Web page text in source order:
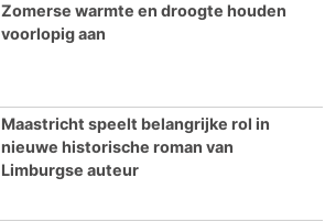
Zomerse warmte en droogte houden
voorlopig aan
Maastricht speelt belangrijke rol in
nieuwe historische roman van
Limburgse auteur